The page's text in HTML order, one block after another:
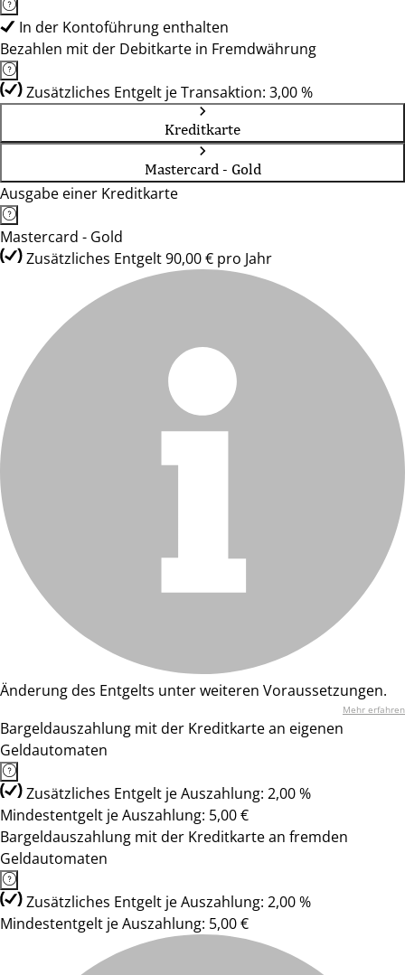
In der Kontoführung enthalten
Bezahlen mit der Debitkarte in Fremdwährung
Zusätzliches Entgelt je Transaktion: 3,00 %
Kreditkarte
Mastercard - Gold
Ausgabe einer Kreditkarte
Mastercard - Gold
Zusätzliches Entgelt 90,00 € pro Jahr
Änderung des Entgelts unter weiteren Voraussetzungen.
Mehr erfahren
Bargeldauszahlung mit der Kreditkarte an eigenen
Geldautomaten
Zusätzliches Entgelt je Auszahlung: 2,00 %
Mindestentgelt je Auszahlung: 5,00 €
Bargeldauszahlung mit der Kreditkarte an fremden
Geldautomaten
Zusätzliches Entgelt je Auszahlung: 2,00 %
Mindestentgelt je Auszahlung: 5,00 €